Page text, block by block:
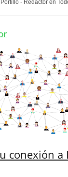
- Redactor en
conexión